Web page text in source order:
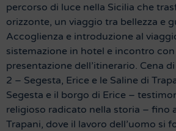
percorso di luce nella Sicilia che
orizzonte, un viaggio tra bellezza e
Accoglienza e introduzione al
sistemazione in hotel e incontro con
presentazione dell’itinerario. Cena
2 – Segesta, Erice e le Saline di
Segesta e il borgo di Erice –
religioso radicato nella storia – fino
Trapani, dove il lavoro dell’uomo si